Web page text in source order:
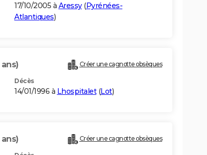
17/10/2005 à Aressy(Pyrénées-
Atlantiques)
Créer une cagnotte obsèques
Décès
14/01/1996 à Lhospitalet(Lot)
Créer une cagnotte obsèques